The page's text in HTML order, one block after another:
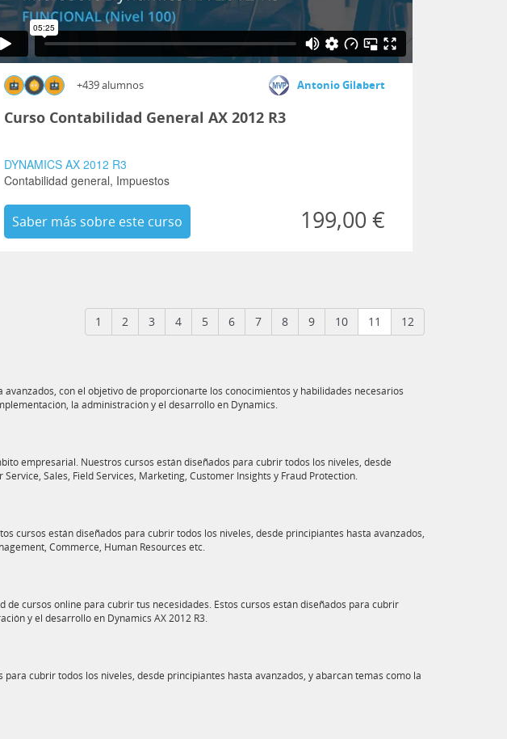
+439 alumnos Antonio Gilabert
Curso Contabilidad General AX 2012 R3
DYNAMICS AX 2012 R3
Contabilidad general, Impuestos
Saber más sobre este curso 199,00 €
1 2 3 4 5 6 7 8 9 10 11 12
con el objetivo de proporcionarte los conocimientos y habilidades necesarios
la administración y el desarrollo en Dynamics.
empresarial. Nuestros cursos están diseñados para cubrir todos los niveles, desde
Sales, Field Services, Marketing, Customer Insights y Fraud Protection.
cursos están diseñados para cubrir todos los niveles, desde principiantes hasta avanzados,
Commerce, Human Resources etc.
cursos online para cubrir tus necesidades. Estos cursos están diseñados para cubrir
y el desarrollo en Dynamics AX 2012 R3.
cubrir todos los niveles, desde principiantes hasta avanzados, y abarcan temas como la